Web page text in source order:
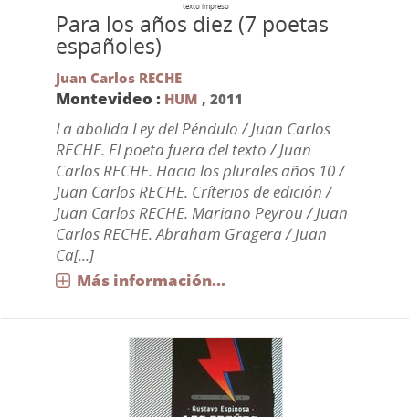
texto impreso
Para los años diez (7 poetas
españoles)
Juan Carlos RECHE
Montevideo : HUM , 2011
La abolida Ley del Péndulo / Juan Carlos
RECHE. El poeta fuera del texto / Juan
Carlos RECHE. Hacia los plurales años 10 /
Juan Carlos RECHE. Críterios de edición /
Juan Carlos RECHE. Mariano Peyrou / Juan
Carlos RECHE. Abraham Gragera / Juan
Ca[...]
Más información...